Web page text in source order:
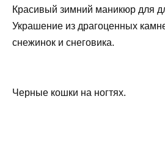
Красивый зимний маникюр для
Украшение из драгоценных
снежинок и снеговика.
Черные кошки на ногтях.